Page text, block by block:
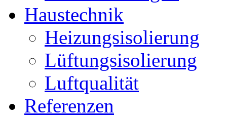
Haustechnik
Heizungsisolierung
Lüftungsisolierung
Luftqualität
Referenzen